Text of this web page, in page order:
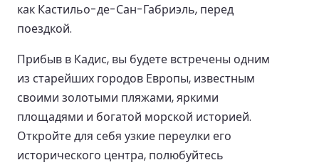
как Кастильо-де-Сан-Габриэль, перед
поездкой.
Прибыв в Кадис, вы будете встречены одним
из старейших городов Европы, известным
своими золотыми пляжами, яркими
площадями и богатой морской историей.
Откройте для себя узкие переулки его
исторического центра, полюбуйтесь